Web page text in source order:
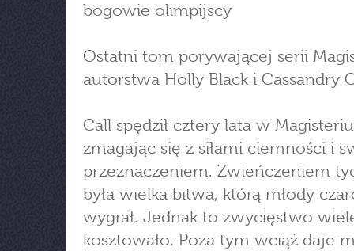
bogowie olimpijscy
Ostatni tom porywającej serii
autorstwa Holly Black i Cassandry
Call spędził cztery lata w
zmagając się z siłami ciemności i
przeznaczeniem. Zwieńczeniem
była wielka bitwa, którą młody
wygrał. Jednak to zwycięstwo
kosztowało. Poza tym wciąż daje